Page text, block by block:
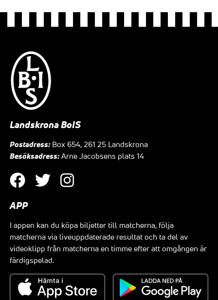
Landskrona BoIS
Postadress: Box 654, 261 25 Landskrona
Besöksadress: Arne Jacobsens plats 14
APP
I appen kan du köpa biljetter till matcherna, följa
matcherna via liveuppdaterade resultat och ta del av
videoklipp från matcherna en timme efter att omgången är
färdigspelad.